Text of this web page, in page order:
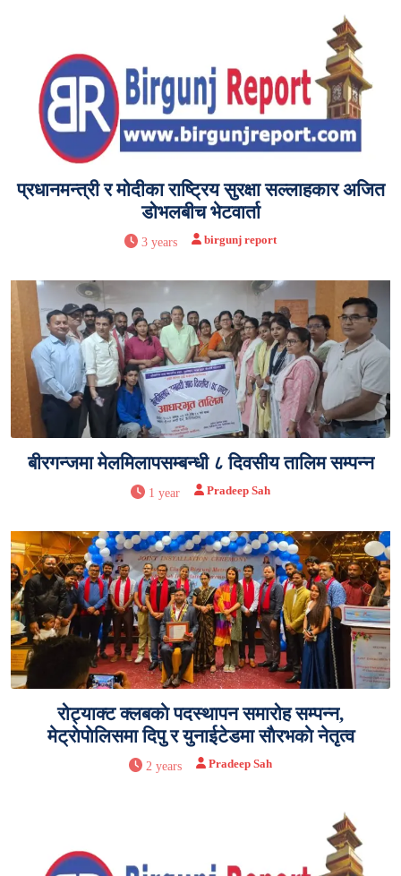
प्रधानमन्त्री र मोदीका राष्ट्रिय सुरक्षा सल्लाहकार अजित
डोभलबीच भेटवार्ता
3 years birgunj report
बीरगन्जमा मेलमिलापसम्बन्धी ८ दिवसीय तालिम सम्पन्न
1 year Pradeep Sah
रोट्याक्ट क्लबकाे पदस्थापन समारोह सम्पन्न,
मेट्राेपाेलिसमा दिपु र युनाईटेडमा साैरभकाे नेतृत्व
2 years Pradeep Sah